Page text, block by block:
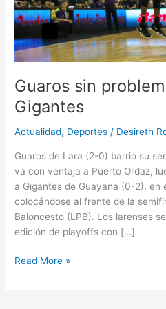
Guaros sin
Gigantes
Actualidad, Deportes / Desireth
Guaros de Lara (2-0) barrió su
va con ventaja a Puerto Ordaz,
a Gigantes de Guayana (0-2), en
colocándose al frente de la
Baloncesto (LPB). Los larenses
edición de playoffs con […]
Read More »